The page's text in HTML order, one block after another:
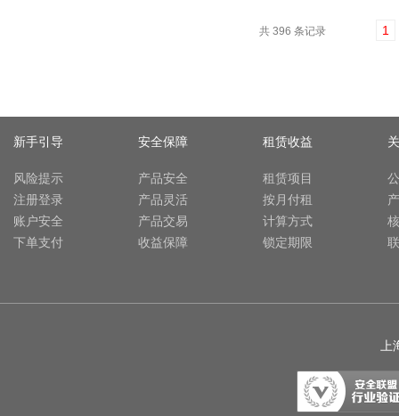
共 396 条记录 1
新手引导
风险提示
注册登录
账户安全
下单支付
安全保障
产品安全
产品灵活
产品交易
收益保障
租赁收益
租赁项目
按月付租
计算方式
锁定期限